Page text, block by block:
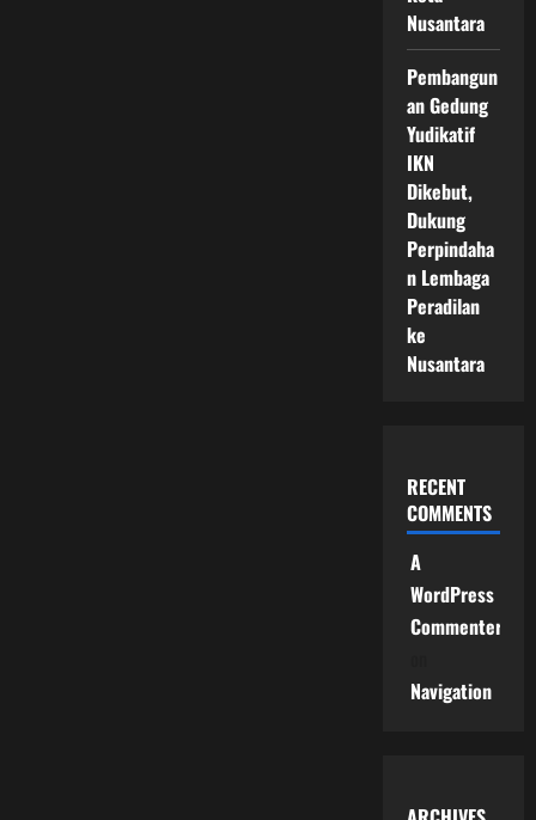
Nusantara
Pembangun
an Gedung
Yudikatif
IKN
Dikebut,
Dukung
Perpindaha
n Lembaga
Peradilan
ke
Nusantara
RECENT
COMMENTS
A
WordPress
Commenter
Navigation